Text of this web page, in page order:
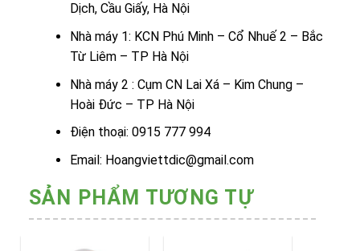
Dịch, Cầu Giấy, Hà Nội
Nhà máy 1: KCN Phú Minh – Cổ Nhuế 2 – Bắc
Từ Liêm – TP Hà Nội
Nhà máy 2 : Cụm CN Lai Xá – Kim Chung –
Hoài Đức – TP Hà Nội
Điện thoại: 0915 777 994
Email: Hoangviettdic@gmail.com
SẢN PHẨM TƯƠNG TỰ